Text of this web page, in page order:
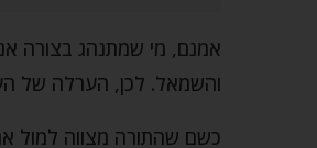
אמנם, מי שמתנהג בצורה
והשמאל. לכן, הערלה של
כשם שהתורה מצווה למול